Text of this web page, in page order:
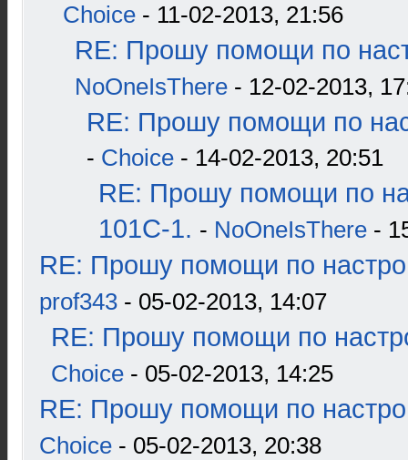
Choice - 11-02-2013, 21:56
RE: Прошу помощи по
NoOneIsThere - 12-02-2013,
RE: Прошу помощи по
- Choice - 14-02-2013, 20:51
RE: Прошу помощи по
101С-1. - NoOneIsThere -
RE: Прошу помощи по
prof343 - 05-02-2013, 14:07
RE: Прошу помощи по
Choice - 05-02-2013, 14:25
RE: Прошу помощи по
Choice - 05-02-2013, 20:38